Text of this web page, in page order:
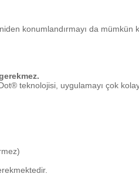
konumlandırmayı da mümkün
teknolojisi, uygulamayı çok